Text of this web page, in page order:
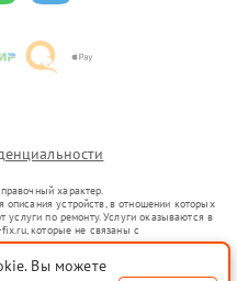
характер.
устройств, в отношении которых
по ремонту. Услуги оказываются в
которые не связаны с
представителями.
в гражданский оборот в соответствии
Вы можете